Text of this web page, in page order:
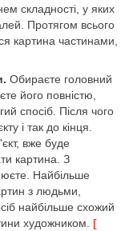
складності, у яких
Протягом всього
картина частинами,
Обираєте головний
його повністю,
спосіб. Після чого
і так до кінця.
вже буде
картина. З
Найбільше
з людьми,
найбільше схожий
художником. [